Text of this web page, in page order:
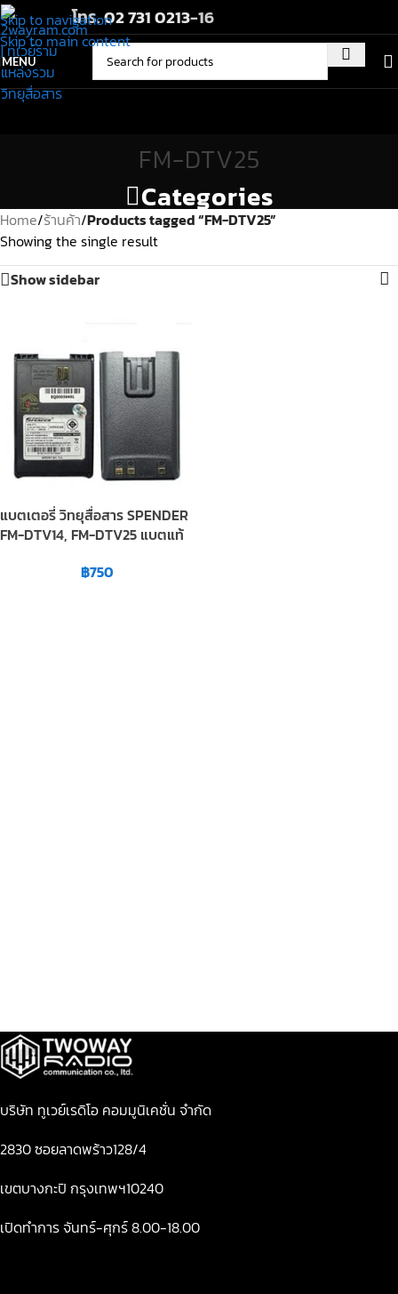
Skip to navigation
Skip to main content
โทร.02 731 0213-16
MENU
FM-DTV25
Categories
Home/ร้านค้า/Products tagged “FM-DTV25”
Showing the single result
Show sidebar
แบตเตอรี่ วิทยุสื่อสาร SPENDER
FM-DTV14, FM-DTV25 แบตแท้
฿750
บริษัท ทูเวย์เรดิโอ คอมมูนิเคชั่น จำกัด
2830 ซอยลาดพร้าว128/4
เขตบางกะปิ กรุงเทพฯ10240
เปิดทำการ จันทร์-ศุกร์ 8.00-18.00